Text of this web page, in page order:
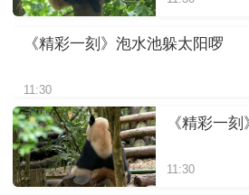
《精彩一刻》泡水池躲太阳啰
11:30
《精彩一
11:30